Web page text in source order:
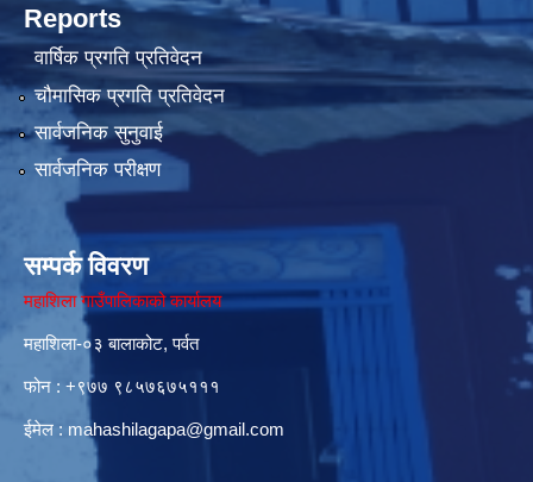
Reports
वार्षिक प्रगति प्रतिवेदन
चौमासिक प्रगति प्रतिवेदन
सार्वजनिक सुनुवाई
सार्वजनिक परीक्षण
सम्पर्क विवरण
महाशिला गाउँपालिकाको कार्यालय
महाशिला-०३ बालाकोट, पर्वत
फोन : ‌+९७७ ९८५७६७५१११
ईमेल : mahashilagapa@gmail.com